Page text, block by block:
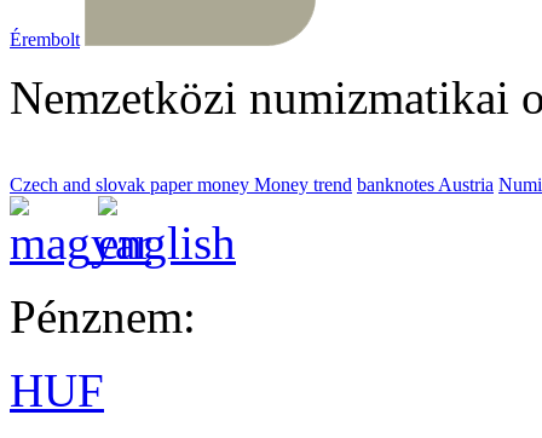
Érembolt
Nemzetközi numizmatikai
Czech and slovak paper money Money trend banknotes Austria
Pénznem:
HUF